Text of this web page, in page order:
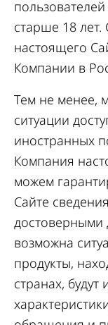
старше 18
настоящего
Компании в
Тем не менее,
ситуации
иностранных
Компания
можем
Сайте
достоверными
возможна
продукты,
странах,